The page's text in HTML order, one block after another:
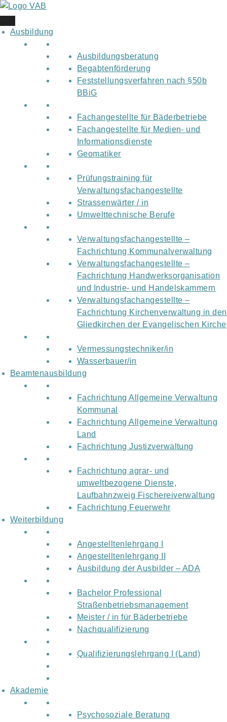
Skip
to
content
Ausbildung
Ausbildungsberatung
Begabtenförderung
Feststellungsverfahren nach §50b
BBiG
Fachangestellte für Bäderbetriebe
Fachangestellte für Medien- und
Informationsdienste
Geomatiker
Prüfungstraining für
Verwaltungsfachangestellte
Strassenwärter / in
Umwelttechnische Berufe
Verwaltungsfachangestellte –
Fachrichtung Kommunalverwaltung
Verwaltungsfachangestellte –
Fachrichtung Handwerksorganisation
und Industrie- und Handelskammern
Verwaltungsfachangestellte –
Fachrichtung Kirchenverwaltung in den
Gliedkirchen der Evangelischen Kirche
Vermessungstechniker/in
Wasserbauer/in
Beamtenausbildung
Fachrichtung Allgemeine Verwaltung
Kommunal
Fachrichtung Allgemeine Verwaltung
Land
Fachrichtung Justizverwaltung
Fachrichtung agrar- und
umweltbezogene Dienste,
Laufbahnzweig Fischereiverwaltung
Fachrichtung Feuerwehr
Weiterbildung
Angestelltenlehrgang I
Angestelltenlehrgang II
Ausbildung der Ausbilder – ADA
Bachelor Professional
Straßenbetriebsmanagement
Meister / in für Bäderbetriebe
Nachqualifizierung
Qualifizierungslehrgang I (Land)
Akademie
Psychosoziale Beratung